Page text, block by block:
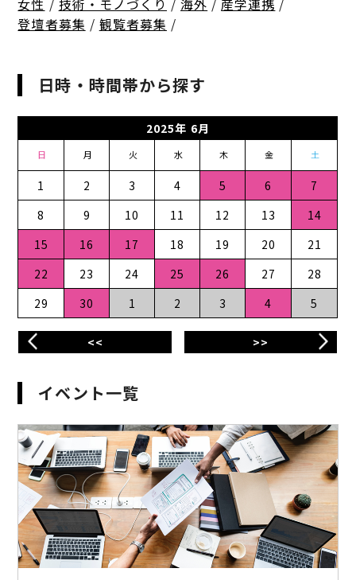
女性 / 技術・モノづくり / 海外 / 産学連携 /
登壇者募集 / 観覧者募集 /
日時・時間帯から探す
<<
2025年 6月
>>
日 月 火 水 木 金 土
1 2 3 4 5 6
7
8
9 10 11 12 13
14
15
16 17 18 19 20
21
22
23 24 25 26 27
28
29
30 1 2 3 4 5
イベント一覧